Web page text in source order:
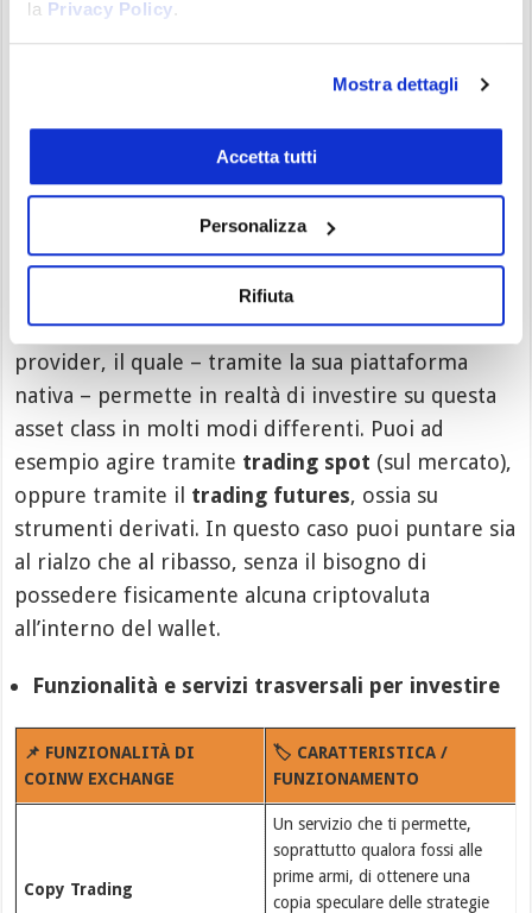
la Privacy Policy.
Mostra dettagli
Accetta tutti
Personalizza
Rifiuta
criptovalute e di comprare coin a propria
discrezione. In modo identico, ma opposto, una
volta acquistate ed inserite all’interno del wallet, è
rivendita, incassando il controvalore in valuta fiat
(o convertendo i token in altre criptovalute).
Diversi approcci al trading crypto
L’acquisto fisico di criptovalute non rappresenta in
realtà l’unico servizio di punta proposto dal
provider, il quale – tramite la sua piattaforma
nativa – permette in realtà di investire su questa
asset class in molti modi differenti. Puoi ad
esempio agire tramite trading spot (sul mercato),
oppure tramite il trading futures, ossia su
strumenti derivati. In questo caso puoi puntare sia
al rialzo che al ribasso, senza il bisogno di
possedere fisicamente alcuna criptovaluta
all’interno del wallet.
Funzionalità e servizi trasversali per investire
📌 FUNZIONALITÀ DI
COINW EXCHANGE
🏷️ CARATTERISTICA /
FUNZIONAMENTO
Copy Trading
Un servizio che ti permette,
soprattutto qualora fossi alle
prime armi, di ottenere una
copia speculare delle strategie